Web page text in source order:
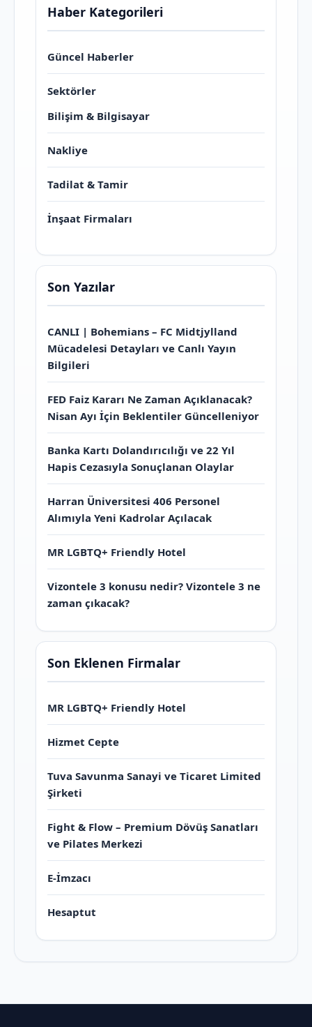
Haber Kategorileri
Güncel Haberler
Sektörler
Bilişim & Bilgisayar
Nakliye
Tadilat & Tamir
İnşaat Firmaları
Son Yazılar
CANLI | Bohemians – FC Midtjylland
Mücadelesi Detayları ve Canlı Yayın
Bilgileri
FED Faiz Kararı Ne Zaman Açıklanacak?
Nisan Ayı İçin Beklentiler Güncelleniyor
Banka Kartı Dolandırıcılığı ve 22 Yıl
Hapis Cezasıyla Sonuçlanan Olaylar
Harran Üniversitesi 406 Personel
Alımıyla Yeni Kadrolar Açılacak
MR LGBTQ+ Friendly Hotel
Vizontele 3 konusu nedir? Vizontele 3 ne
zaman çıkacak?
Son Eklenen Firmalar
MR LGBTQ+ Friendly Hotel
Hizmet Cepte
Tuva Savunma Sanayi ve Ticaret Limited
Şirketi
Fight & Flow – Premium Dövüş Sanatları
ve Pilates Merkezi
E-İmzacı
Hesaptut